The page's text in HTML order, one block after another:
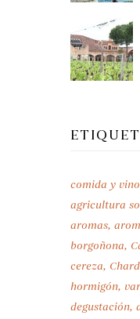
comida y vino
agricultura
aromas
borgoñona
cereza
hormigón
degustación